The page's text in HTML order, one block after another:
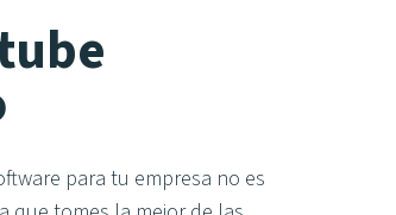
para tu empresa no es